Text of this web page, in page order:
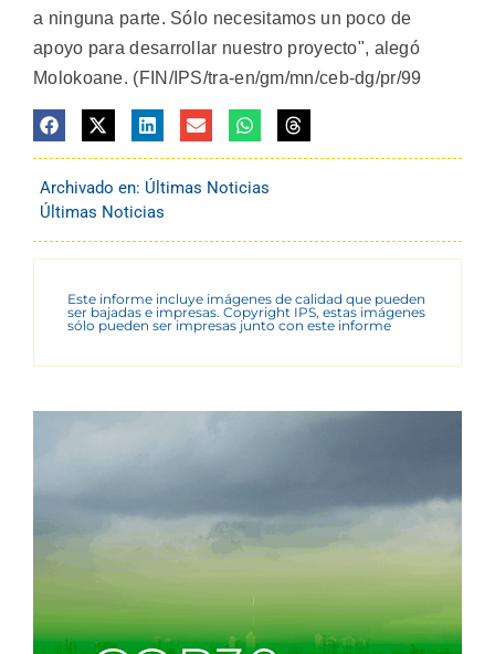
a ninguna parte. Sólo necesitamos un poco de
apoyo para desarrollar nuestro proyecto", alegó
Molokoane. (FIN/IPS/tra-en/gm/mn/ceb-dg/pr/99
Archivado en: Últimas Noticias
Últimas Noticias
Este informe incluye imágenes de calidad que pueden
ser bajadas e impresas. Copyright IPS, estas imágenes
sólo pueden ser impresas junto con este informe